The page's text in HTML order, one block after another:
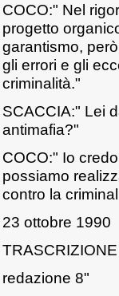
COCO:" Nel
progetto
garantismo,
gli errori e gli
criminalità."
SCACCIA:" Lei
antimafia?"
COCO:" Io
possiamo
contro la
23 ottobre 1990
redazione 8"